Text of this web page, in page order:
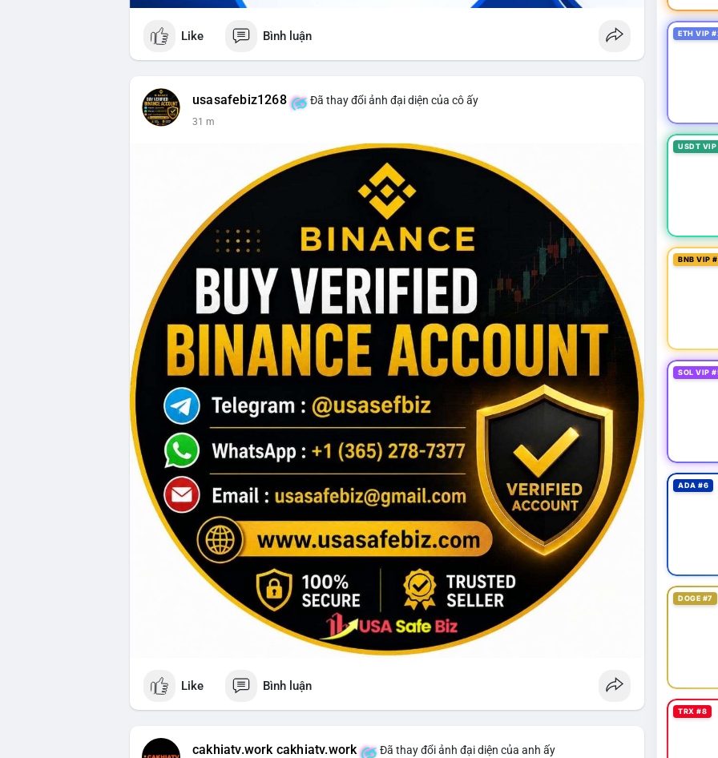
Like Bình luận
usasafebiz1268 Đã thay đổi ảnh đại diện của cô ấy
31 m
Like Bình luận
cakhiatv.work cakhiatv.work Đã thay đổi ảnh đại diện của anh ấy
ETH VIP
USDT
BNB VIP
SOL VIP
ADA #6
DOGE #7
TRX #8